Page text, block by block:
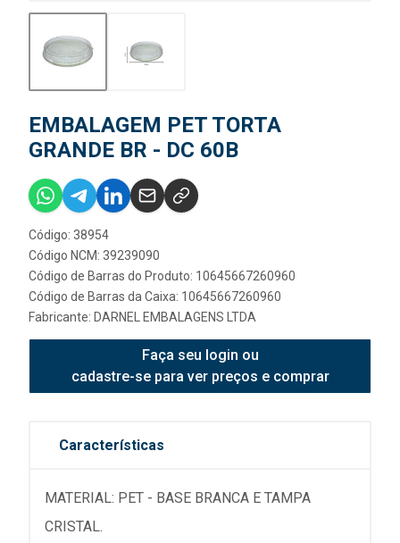
EMBALAGEM PET TORTA
GRANDE BR - DC 60B
Código: 38954
Código NCM: 39239090
Código de Barras do Produto: 10645667260960
Código de Barras da Caixa: 10645667260960
Fabricante: DARNEL EMBALAGENS LTDA
Faça seu login ou
cadastre-se para ver preços e comprar
Características
MATERIAL: PET - BASE BRANCA E TAMPA
CRISTAL.